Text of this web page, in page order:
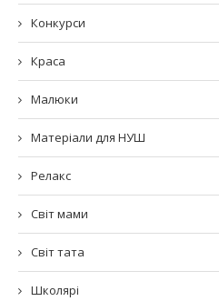
Конкурси
Краса
Малюки
Матеріали для НУШ
Релакс
Світ мами
Світ тата
Школярі